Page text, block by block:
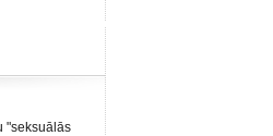
"seksuālās